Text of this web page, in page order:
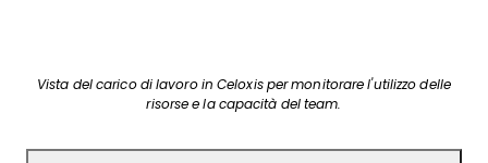
Vista del carico di lavoro in Celoxis per monitorare l'utilizzo delle
risorse e la capacità del team.